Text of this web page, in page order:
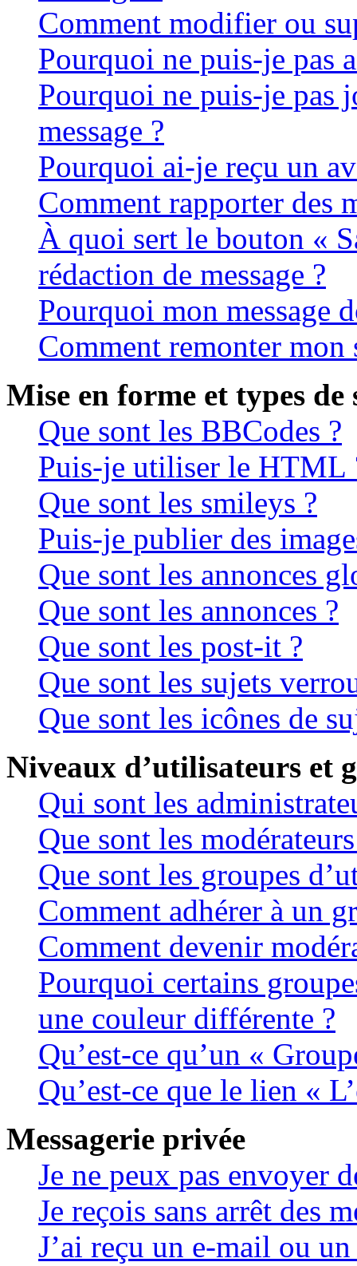
Comment modifier ou
Pourquoi ne puis-je pas
Pourquoi ne puis-je pas
message ?
Pourquoi ai-je reçu un
Comment rapporter des
À quoi sert le bouton «
rédaction de message ?
Pourquoi mon message
Comment remonter mon
Mise en forme et types de
Que sont les BBCodes ?
Puis-je utiliser le HTML
Que sont les smileys ?
Puis-je publier des
Que sont les annonces
Que sont les annonces ?
Que sont les post-it ?
Que sont les sujets
Que sont les icônes de
Niveaux d’utilisateurs et
Qui sont les
Que sont les
Que sont les groupes
Comment adhérer à un
Comment devenir
Pourquoi certains
une couleur différente ?
Qu’est-ce qu’un «
Qu’est-ce que le lien «
Messagerie privée
Je ne peux pas envoyer
Je reçois sans arrêt des
J’ai reçu un e-mail ou